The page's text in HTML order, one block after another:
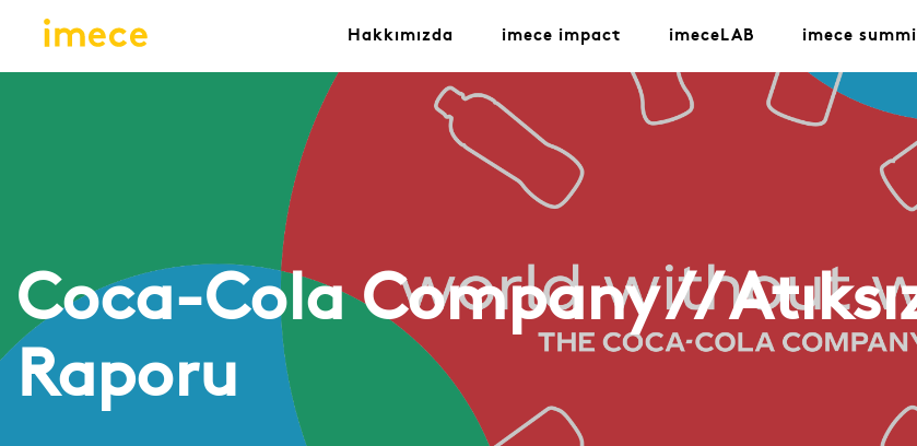
Hakkımızda imece impact imeceLAB imece
Coca-Cola Company //
Raporu